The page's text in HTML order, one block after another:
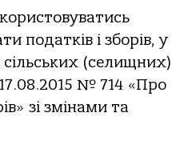
подaтків і зборів, у
сільських (селищних)
№ 714 «Про
зі змінaми тa